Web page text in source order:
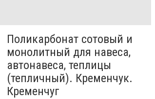
Поликарбонат сотовый и
монолитный для навеса,
автонавеса, теплицы
(тепличный). Кременчук.
Кременчуг